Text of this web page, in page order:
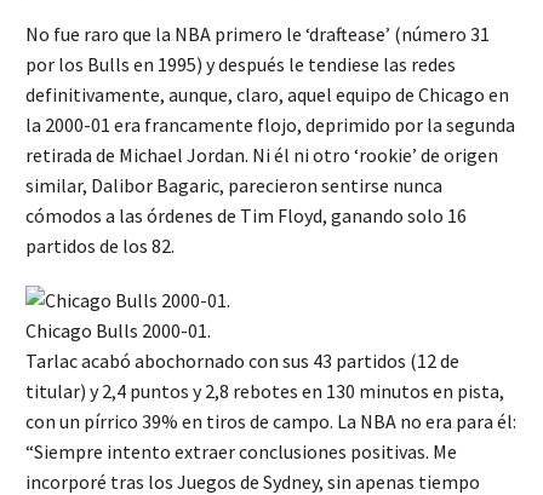
No fue raro que la NBA primero le ‘draftease’ (número 31
por los Bulls en 1995) y después le tendiese las redes
definitivamente, aunque, claro, aquel equipo de Chicago en
la 2000-01 era francamente flojo, deprimido por la segunda
retirada de Michael Jordan. Ni él ni otro ‘rookie’ de origen
similar, Dalibor Bagaric, parecieron sentirse nunca
cómodos a las órdenes de Tim Floyd, ganando solo 16
partidos de los 82.
Chicago Bulls 2000-01.
Tarlac acabó abochornado con sus 43 partidos (12 de
titular) y 2,4 puntos y 2,8 rebotes en 130 minutos en pista,
con un pírrico 39% en tiros de campo. La NBA no era para él:
“Siempre intento extraer conclusiones positivas. Me
incorporé tras los Juegos de Sydney, sin apenas tiempo